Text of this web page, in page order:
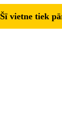
Šī vietne tiek